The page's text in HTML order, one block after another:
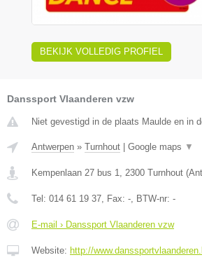
BEKIJK VOLLEDIG PROFIEL
Danssport Vlaanderen vzw
Niet gevestigd in de plaats Maulde en in
Antwerpen » Turnhout Google maps ▼
Kempenlaan 27 bus 1 2300 Turnhout (
Tel: 014 61 19 37 , Fax: - , BTW-nr: -
E-mail › Danssport Vlaanderen vzw
Website: http://